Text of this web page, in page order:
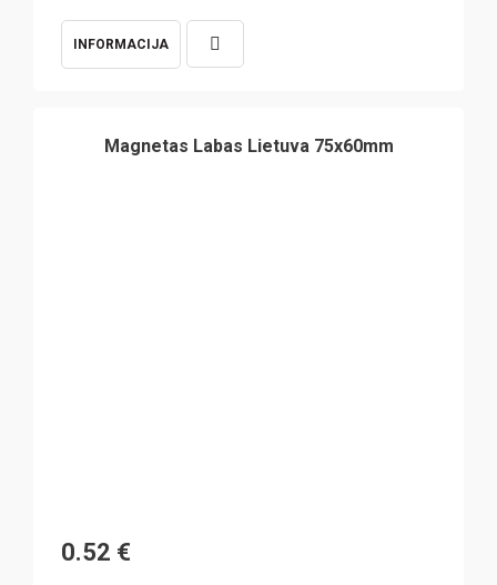
INFORMACIJA
Magnetas Labas Lietuva 75x60mm
0.52 €